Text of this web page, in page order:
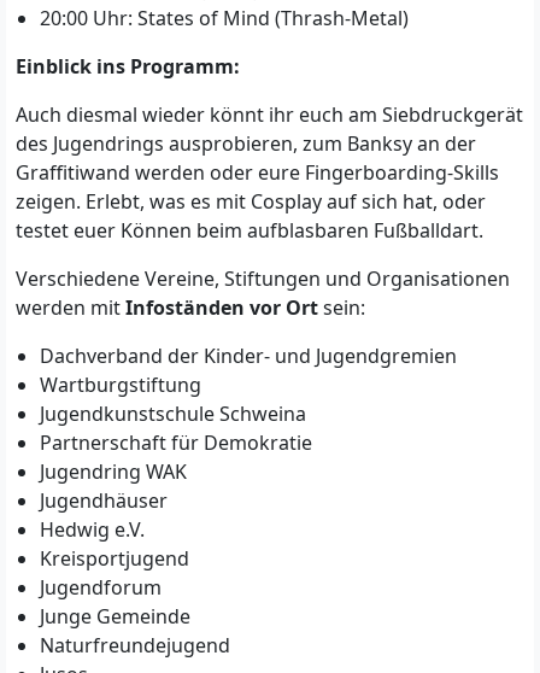
20:00 Uhr: States of Mind (Thrash-Metal)
Einblick ins Programm:
Auch diesmal wieder könnt ihr euch am Siebdruckgerät
des Jugendrings ausprobieren, zum Banksy an der
Graffitiwand werden oder eure Fingerboarding-Skills
zeigen. Erlebt, was es mit Cosplay auf sich hat, oder
testet euer Können beim aufblasbaren Fußballdart.
Verschiedene Vereine, Stiftungen und Organisationen
werden mitInfoständen vor Ortsein:
Dachverband der Kinder- und Jugendgremien
Wartburgstiftung
Jugendkunstschule Schweina
Partnerschaft für Demokratie
Jugendring WAK
Jugendhäuser
Hedwig e.V.
Kreisportjugend
Jugendforum
Junge Gemeinde
Naturfreundejugend